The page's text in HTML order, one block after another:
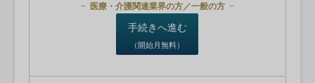
医療・介護関連業界の方／一般の方
手続きへ進む
（開始月無料）